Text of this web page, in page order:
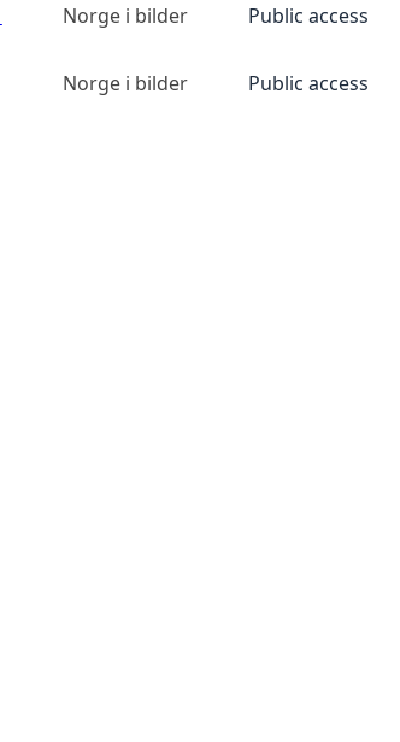
Norge i bilder Public access
Norge i bilder Public access